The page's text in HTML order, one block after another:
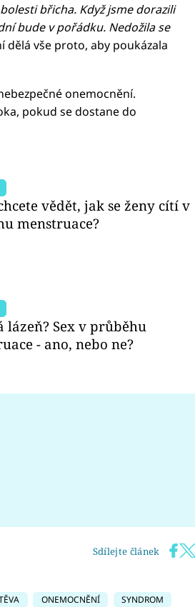
břicha. Když jsme dorazili
bude v pořádku. Nedožila se
dělá vše proto, aby poukázala
onemocnění.
pokud se dostane do
vědět, jak se ženy cítí v
menstruace?
lázeň? Sex v průběhu
- ano, nebo ne?
Sdílejte článek
ONEMOCNĚNÍ
SYNDROM